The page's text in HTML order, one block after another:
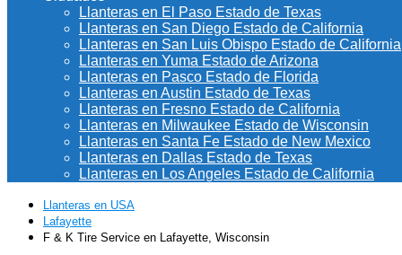
Llanteras en El Paso Estado de Texas
Llanteras en San Diego Estado de California
Llanteras en San Luis Obispo Estado de California
Llanteras en Yuma Estado de Arizona
Llanteras en Pasco Estado de Florida
Llanteras en Austin Estado de Texas
Llanteras en Fresno Estado de California
Llanteras en Milwaukee Estado de Wisconsin
Llanteras en Santa Fe Estado de New Mexico
Llanteras en Dallas Estado de Texas
Llanteras en Los Angeles Estado de California
Llanteras en USA
Lafayette
F & K Tire Service en Lafayette, Wisconsin